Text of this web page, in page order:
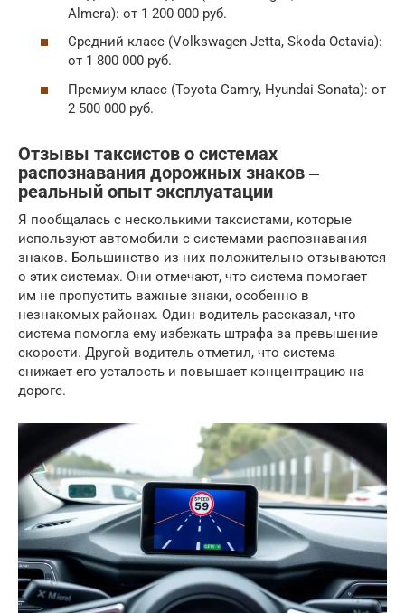
Almera): от 1 200 000 руб.
Средний класс (Volkswagen Jetta, Skoda Octavia):
от 1 800 000 руб.
Премиум класс (Toyota Camry, Hyundai Sonata): от
2 500 000 руб.
Отзывы таксистов о системах
распознавания дорожных знаков ‒
реальный опыт эксплуатации
Я пообщалась с несколькими таксистами, которые
используют автомобили с системами распознавания
знаков. Большинство из них положительно отзываются
о этих системах. Они отмечают, что система помогает
им не пропустить важные знаки, особенно в
незнакомых районах. Один водитель рассказал, что
система помогла ему избежать штрафа за превышение
скорости. Другой водитель отметил, что система
снижает его усталость и повышает концентрацию на
дороге.